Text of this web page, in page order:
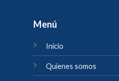
Menú
Inicio
Quienes somos